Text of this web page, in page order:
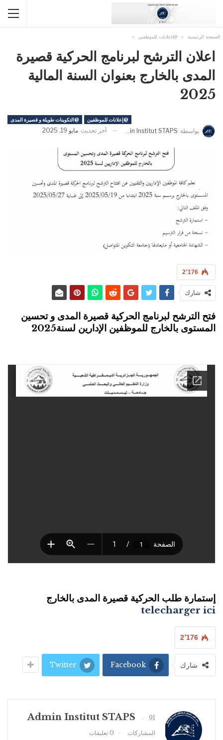
الصفحة الرئيسية @إعلانات للموظفين
اعلان الترشح لبرنامج الحركية قصيرة
المدى بالخارج بعنوان السنة المالية
2025
@إعلانات للموظفين @التكوينات طويلة و قصيرة المدى
بواسطة Admin Institut STAPS آخر تحديث مايو 19, 2025
2٬176
شارك
فتح الترشح لبرنامج الحركية قصيرة المدى و تحسين
المستوى بالخارج للموظفين الإدارين لسنة2025
إستمارة طلب الحركية قصيرة المدى بالخارج
telecharger ici
2٬176
شارك Facebook
Twitter
Admin Institut STAPS
91
المشاركات
0 تعليقات